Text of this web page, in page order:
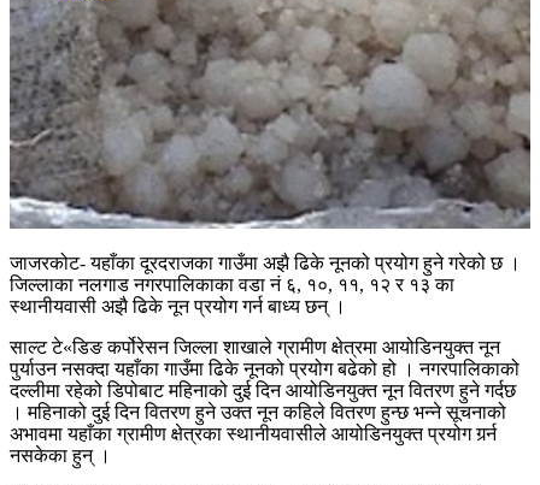
जाजरकोट- यहाँका दूरदराजका गाउँमा अझै ढिके नूनको प्रयोग हुने गरेको छ ।
जिल्लाका नलगाड नगरपालिकाका वडा नं ६, १०, ११, १२ र १३ का
स्थानीयवासी अझै ढिके नून प्रयोग गर्न बाध्य छन् ।
साल्ट टे«डिङ कर्पोरेसन जिल्ला शाखाले ग्रामीण क्षेत्रमा आयोडिनयुक्त नून
पुर्याउन नसक्दा यहाँका गाउँमा ढिके नूनको प्रयोग बढेको हो । नगरपालिकाको
दल्लीमा रहेको डिपोबाट महिनाको दुई दिन आयोडिनयुक्त नून वितरण हुने गर्दछ
। महिनाको दुई दिन वितरण हुने उक्त नून कहिले वितरण हुन्छ भन्ने सूचनाको
अभावमा यहाँका ग्रामीण क्षेत्रका स्थानीयवासीले आयोडिनयुक्त प्रयोग गर्र्न
नसकेका हुन् ।